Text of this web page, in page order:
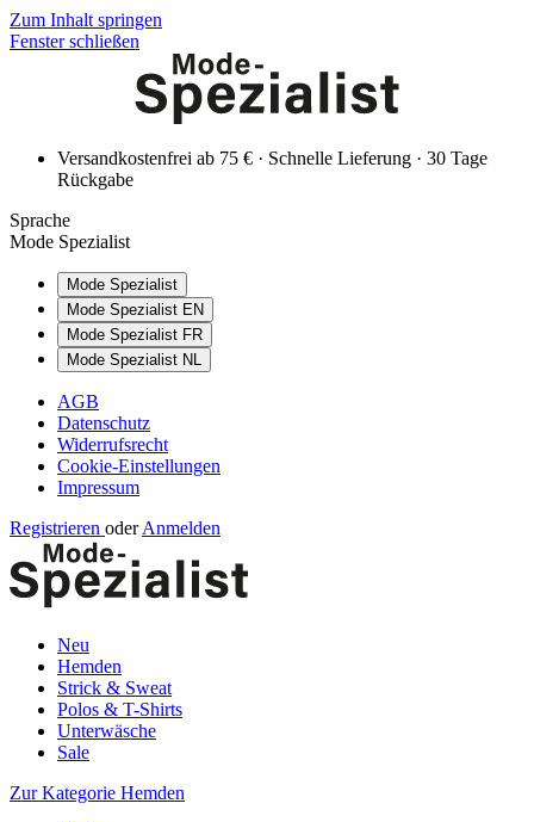
Zum Inhalt springen
Fenster schließen
Versandkostenfrei ab 75 € · Schnelle Lieferung · 30 Tage
Rückgabe
Sprache
Mode Spezialist
Mode Spezialist
Mode Spezialist EN
Mode Spezialist FR
Mode Spezialist NL
AGB
Datenschutz
Widerrufsrecht
Cookie-Einstellungen
Impressum
Registrieren oder Anmelden
Neu
Hemden
Strick & Sweat
Polos & T-Shirts
Unterwäsche
Sale
Zur Kategorie Hemden